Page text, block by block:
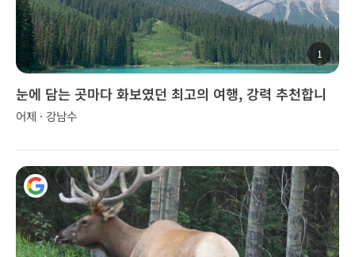
1
눈에 담는 곳마다 화보였던 최고의 여행, 강력 추천합니
다!
어제 · 강남수